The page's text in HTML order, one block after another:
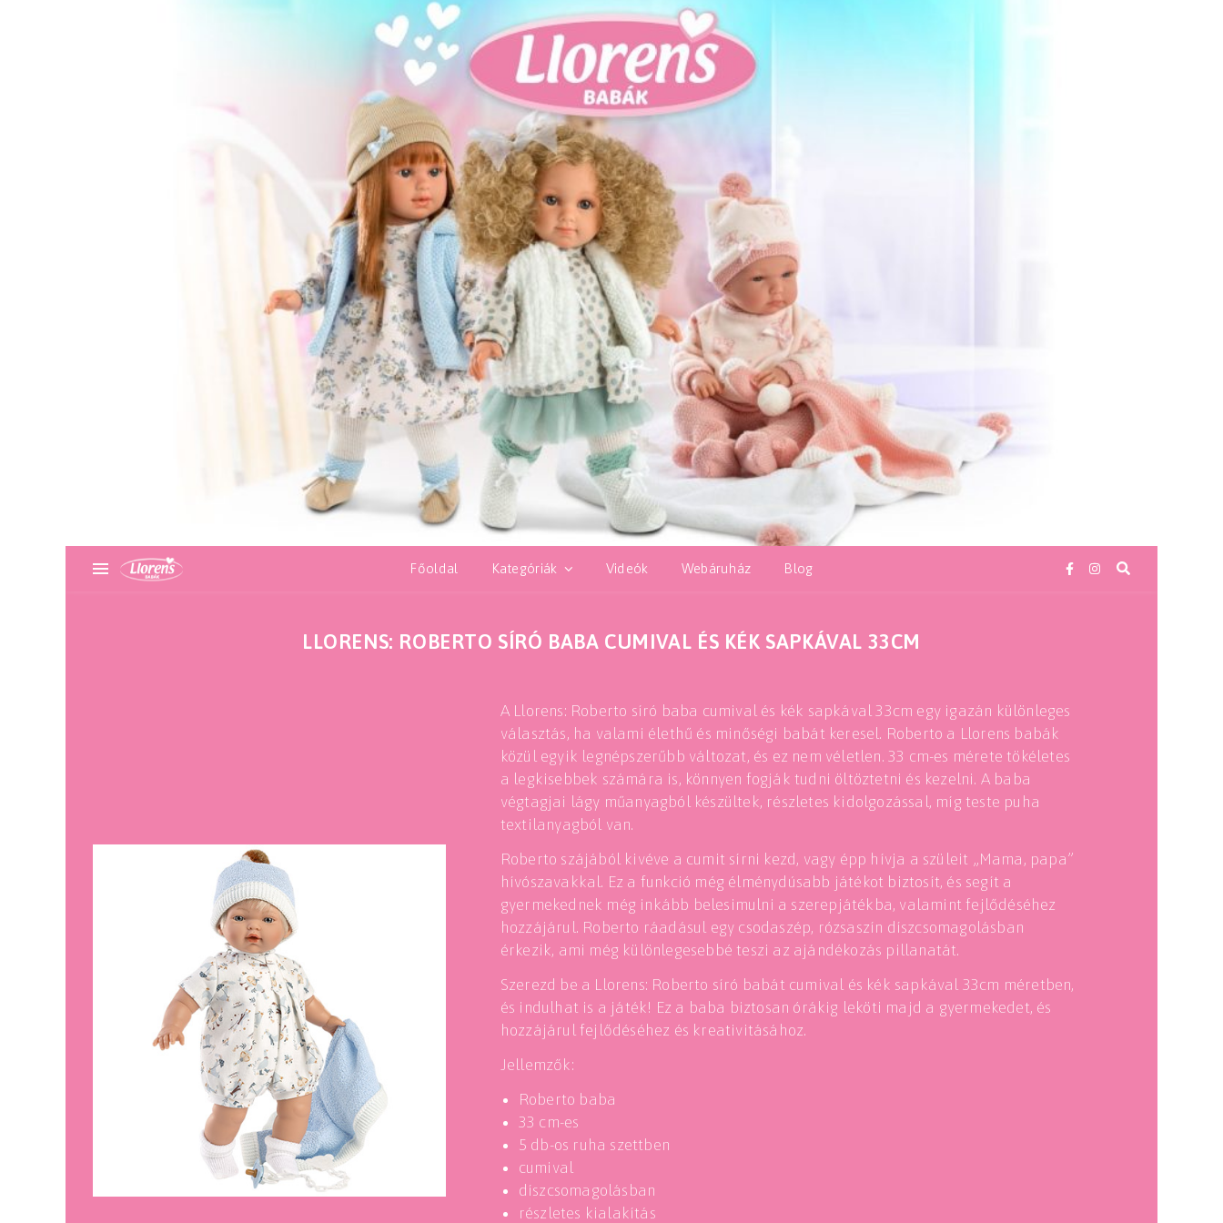
Főoldal Kategóriák Videók Webáruház Blog
LLORENS: ROBERTO SÍRÓ BABA CUMIVAL ÉS KÉK SAPKÁVAL 33CM
A Llorens: Roberto síró baba cumival és kék sapkával 33cm egy igazán különleges
választás, ha valami élethű és minőségi babát keresel. Roberto a Llorens babák
közül egyik legnépszerűbb változat, és ez nem véletlen. 33 cm-es mérete tökéletes
a legkisebbek számára is, könnyen fogják tudni öltöztetni és kezelni. A baba
végtagjai lágy műanyagból készültek, részletes kidolgozással, míg teste puha
textilanyagból van.
Roberto szájából kivéve a cumit sírni kezd, vagy épp hívja a szüleit „Mama, papa”
hívószavakkal. Ez a funkció még élménydúsabb játékot biztosít, és segít a
gyermekednek még inkább belesimulni a szerepjátékba, valamint fejlődéséhez
hozzájárul. Roberto ráadásul egy csodaszép, rózsaszín díszcsomagolásban
érkezik, ami még különlegesebbé teszi az ajándékozás pillanatát.
Szerezd be a Llorens: Roberto síró babát cumival és kék sapkával 33cm méretben,
és indulhat is a játék! Ez a baba biztosan órákig leköti majd a gyermekedet, és
hozzájárul fejlődéséhez és kreativitásához.
Jellemzők:
Roberto baba
33 cm-es
5 db-os ruha szettben
cumival
díszcsomagolásban
részletes kialakítás